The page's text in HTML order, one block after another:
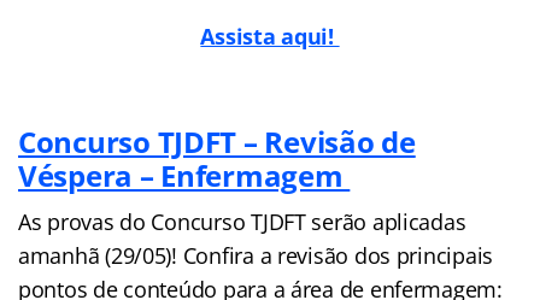
Assista aqui!
Concurso TJDFT – Revisão de
Véspera – Enfermagem
As provas do Concurso TJDFT serão aplicadas
amanhã (29/05)! Confira a revisão dos principais
pontos de conteúdo para a área de enfermagem: